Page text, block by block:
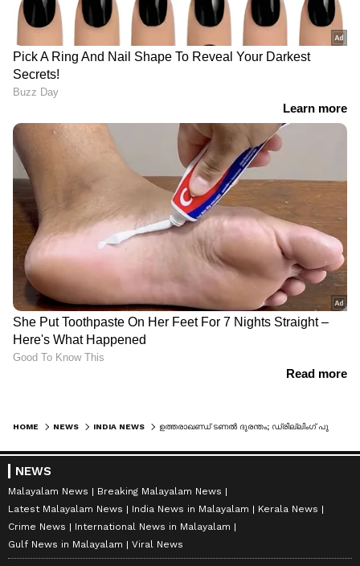
HOME NEWS INDIA NEWS
NEWS
Malayalam News
Breaking Malayalam News
Latest Malayalam News
India News in Malayalam
Kerala News
Crime News
International News in Malayalam
Gulf News in Malayalam
Viral News